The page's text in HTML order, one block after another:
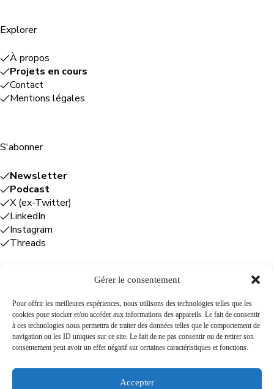
Gérer le consentement
Pour offrir les meilleures expériences, nous utilisons des technologies telles que les
cookies pour stocker et/ou accéder aux informations des appareils. Le fait de consentir
à ces technologies nous permettra de traiter des données telles que le comportement de
navigation ou les ID uniques sur ce site. Le fait de ne pas consentir ou de retirer son
consentement peut avoir un effet négatif sur certaines caractéristiques et fonctions.
Accepter
Explorer
À propos
Projets en cours
Contact
Mentions légales
S'abonner
Newsletter
Podcast
X (ex-Twitter)
LinkedIn
Instagram
Threads
Plume Caraïbe: conseil éditorial +
rédaction
Foodîles Agency: lab + média + événement
Cuisines mobiles